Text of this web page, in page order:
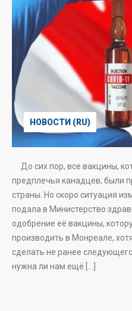
НОВОСТИ (RU)
До сих пор, все вакцины,
предплечья канадцев, были
страны. Но скоро ситуация
подала в Министерство
одобрение её вакцины,
производить в Монреале,
сделать не ранее
нужна ли нам ещё […]